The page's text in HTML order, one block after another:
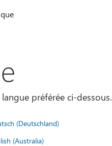
préférée ci-dessous.
(Deutschland)
(Australia)